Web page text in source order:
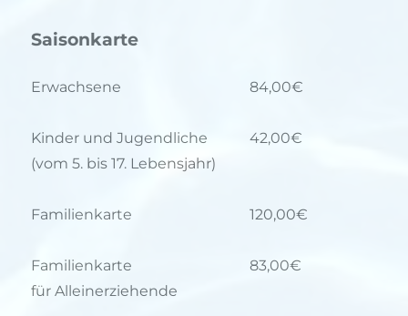
Saisonkarte
Erwachsene 84,00€
Kinder und Jugendliche
(vom 5. bis 17. Lebensjahr)
42,00€
Familienkarte 120,00€
Familienkarte
für Alleinerziehende
83,00€